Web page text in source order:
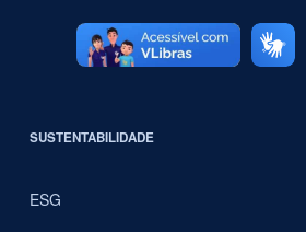
SUSTENTABILIDADE
ESG